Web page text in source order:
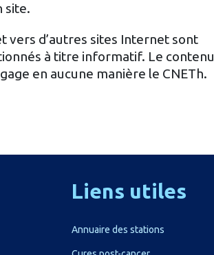
site.
vers d’autres sites Internet sont
à titre informatif. Le contenu
en aucune manière le CNETh.
Liens utiles
Annuaire des stations